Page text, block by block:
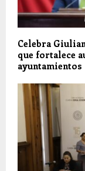
Celebra
que fortalece
ayuntamientos